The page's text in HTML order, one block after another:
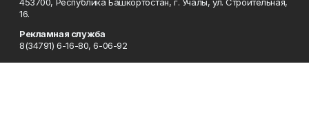
16.
Рекламная служба
8(34791) 6-16-80, 6-06-92
Редакция